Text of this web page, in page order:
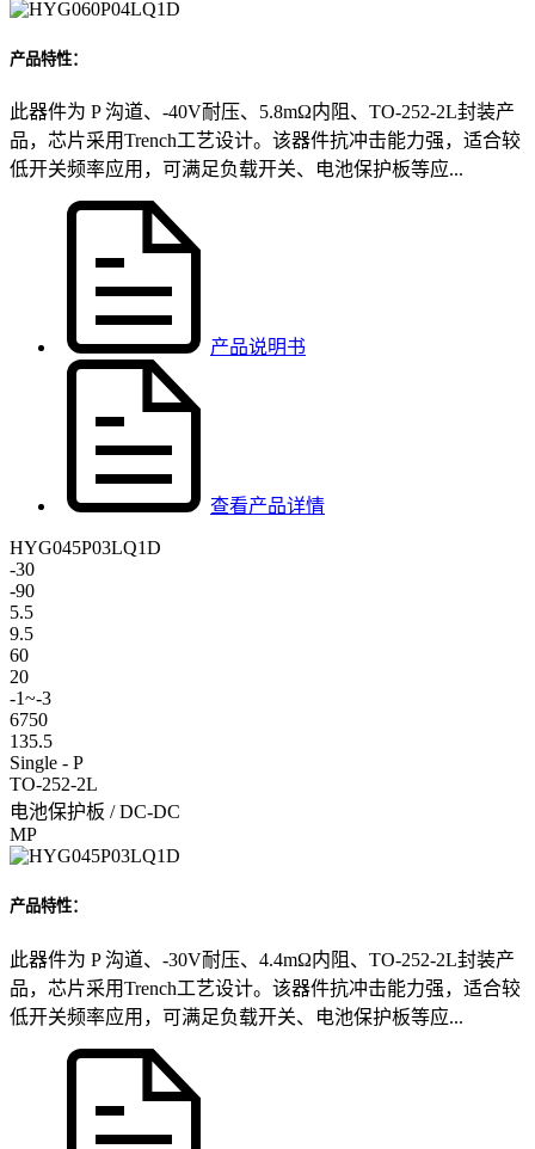
产品特性：
此器件为 P 沟道、-40V耐压、5.8mΩ内阻、TO-252-2L封装产
品，芯片采用Trench工艺设计。该器件抗冲击能力强，适合较
低开关频率应用，可满足负载开关、电池保护板等应...
产品说明书
查看产品详情
HYG045P03LQ1D
-30
-90
5.5
9.5
60
20
-1~-3
6750
135.5
Single - P
TO-252-2L
电池保护板 / DC-DC
MP
产品特性：
此器件为 P 沟道、-30V耐压、4.4mΩ内阻、TO-252-2L封装产
品，芯片采用Trench工艺设计。该器件抗冲击能力强，适合较
低开关频率应用，可满足负载开关、电池保护板等应...